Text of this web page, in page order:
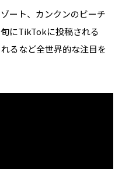
ート、カンクンのビーチ
にTikTokに投稿される
るなど全世界的な注目を